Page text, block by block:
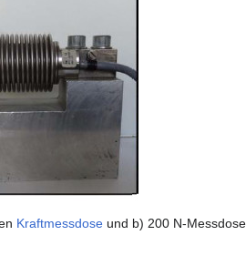
Kraftmessdose und b) 200 N-